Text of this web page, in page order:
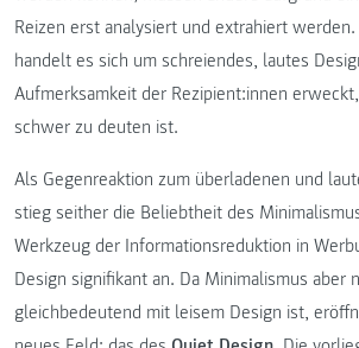
Reizen erst analysiert und extrahiert
handelt es sich um schreiendes, lautes
Aufmerksamkeit der Rezipient:innen
schwer zu deuten ist.
Als Gegenreaktion zum überladenen und
stieg seither die Beliebtheit des
Werkzeug der Informationsreduktion in
Design signifikant an. Da Minimalismus aber
gleichbedeutend mit leisem Design ist,